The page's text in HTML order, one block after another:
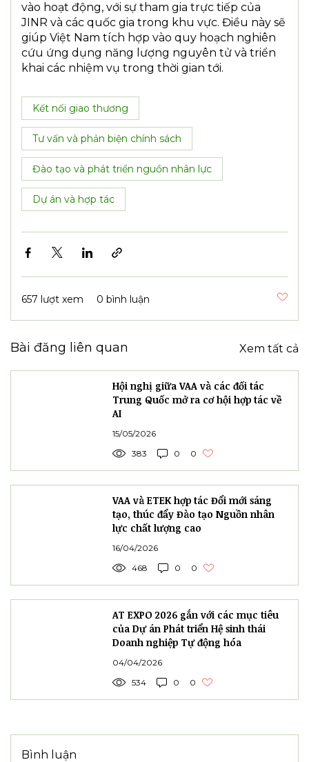
vào hoạt động, với sự tham gia trực tiếp của
JINR và các quốc gia trong khu vực. Điều này sẽ
giúp Việt Nam tích hợp vào quy hoạch nghiên
cứu ứng dụng năng lượng nguyên tử và triển
khai các nhiệm vụ trong thời gian tới.
Kết nối giao thương
Tư vấn và phản biện chính sách
Đào tạo và phát triển nguồn nhân lực
Dự án và hợp tác
657 lượt xem 0 bình luận
Bài đăng liên quan Xem tất cả
Hội nghị giữa VAA và các đối tác
Trung Quốc mở ra cơ hội hợp tác về
AI
15/05/2026
383
0 0
VAA và ETEK hợp tác Đổi mới sáng
tạo, thúc đẩy Đào tạo Nguồn nhân
lực chất lượng cao
16/04/2026
468
0 0
AT EXPO 2026 gắn với các mục tiêu
của Dự án Phát triển Hệ sinh thái
Doanh nghiệp Tự động hóa
04/04/2026
534
0 0
Bình luận